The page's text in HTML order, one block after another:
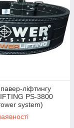
ліфтингу
PS-3800
system)